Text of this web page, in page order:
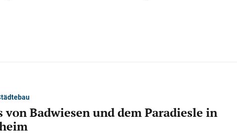
von Badwiesen und dem Paradiesle in